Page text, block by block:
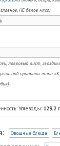
НЕ белое мясо)
лавровый лист,
приправы типа
Углеводы: 129,2г
Овощные блюда